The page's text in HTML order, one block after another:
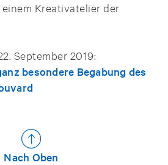
Kreativatelier der
September 2019:
besondere Begabung des
Nach Oben